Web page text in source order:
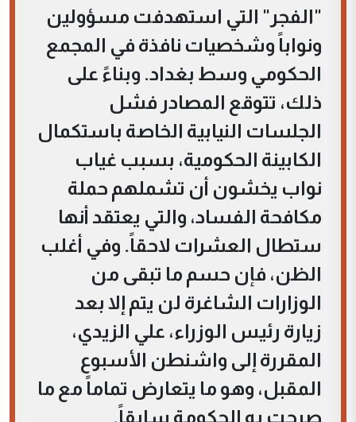
"الفجر" التي استهدفت مسؤولين
ونواباً وشخصيات نافذة في المجمع
الحكومي وسط بغداد. وبناءً على
ذلك، تتوقع المصادر فشل
الجلسات النيابية الخاصة باستكمال
الكابينة الحكومية، بسبب غياب
نواب يخشون أن تشملهم حملة
مكافحة الفساد، والتي يعتقد أنها
ستطال العشرات لاحقاً. وفي أغلب
الظن، فإن حسم ما تبقى من
الوزارات الشاغرة لن يتم إلا بعد
زيارة رئيس الوزراء، علي الزيدي،
المقررة إلى واشنطن الأسبوع
المقبل، وهو ما يتعارض تماماً مع ما
صرحت به الحكومة سابقاً.